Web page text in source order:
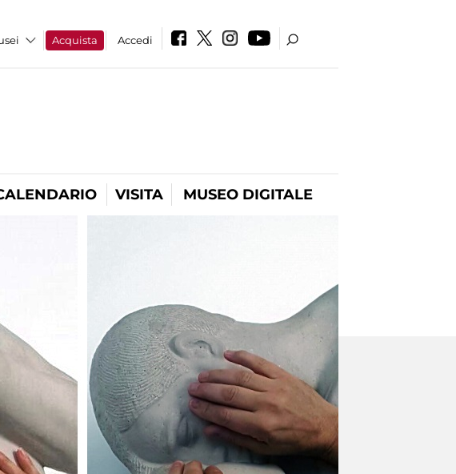
Acquista Accedi
VISITA MUSEO DIGITALE